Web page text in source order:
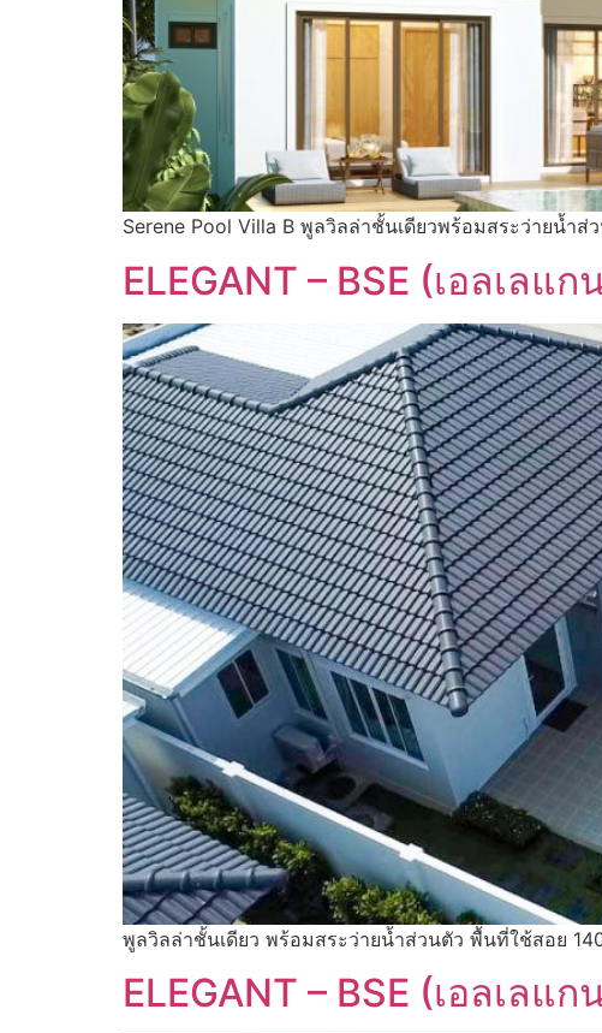
Serene Pool Villa B พูลวิลล่าชั้นเดียวพร้อมสระว่ายน้ำ
ELEGANT – BSE (เอลเลแก
พูลวิลล่าชั้นเดียว พร้อมสระว่ายน้ำส่วนตัว พื้นที่ใช้สอย
ELEGANT – BSE (เอลเลแก